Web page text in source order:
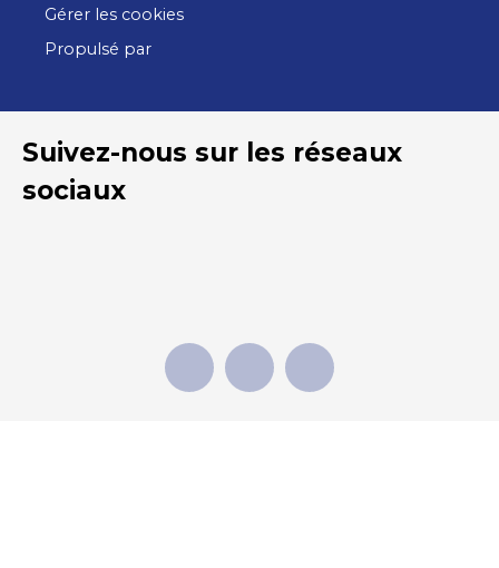
Gérer les cookies
Propulsé par
Suivez-nous sur les réseaux
sociaux